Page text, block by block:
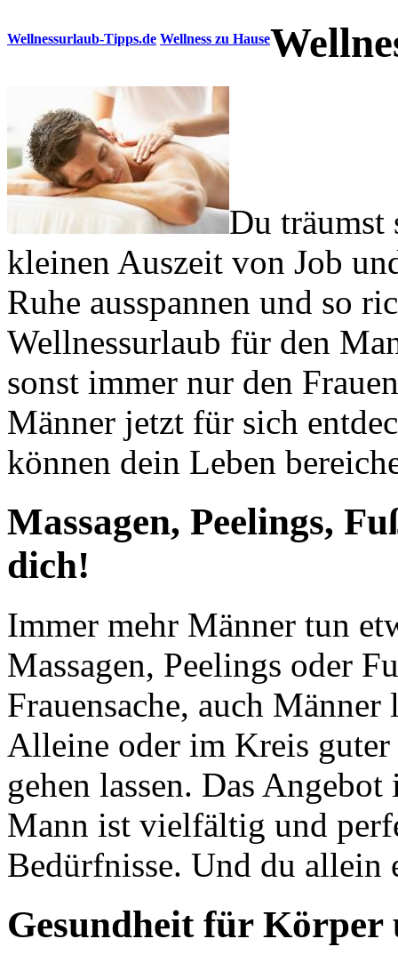
Wellnessurlaub-Tipps.de Wellness zu Hause
Du träumst
kleinen Auszeit von Job
Ruhe ausspannen und so
Wellnessurlaub für den
sonst immer nur den
Männer jetzt für sich
können dein Leben
Massagen, Peelings,
dich!
Immer mehr Männer tun
Massagen, Peelings oder
Frauensache, auch
Alleine oder im Kreis guter
gehen lassen. Das
Mann ist vielfältig und
Bedürfnisse. Und du allein
Gesundheit für Körper